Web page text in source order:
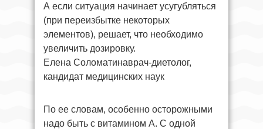
А если ситуация начинает усугубляться
(при переизбытке некоторых
элементов), решает, что необходимо
увеличить дозировку.
Елена Соломатинаврач-диетолог,
кандидат медицинских наук
По ее словам, особенно осторожными
надо быть с витамином А. С одной